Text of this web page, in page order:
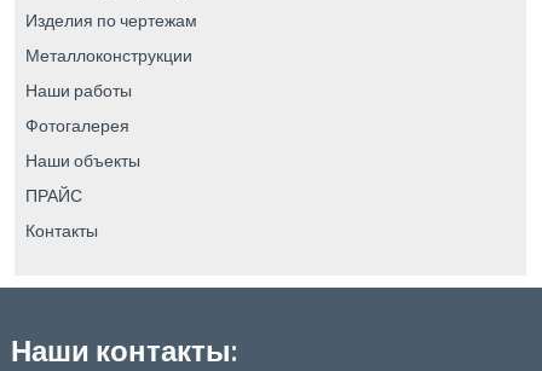
Изделия по чертежам
Металлоконструкции
Наши работы
Фотогалерея
Наши объекты
ПРАЙС
Контакты
Наши контакты: